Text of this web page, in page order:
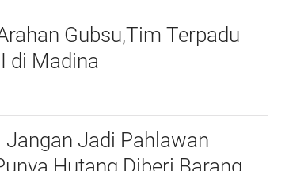
Gubsu,Tim Terpadu
di Madina
Jangan Jadi Pahlawan